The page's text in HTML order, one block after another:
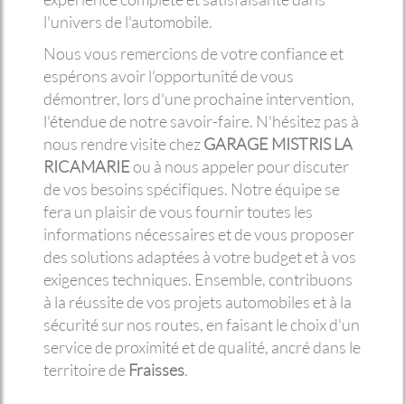
l'univers de l'automobile.
Nous vous remercions de votre confiance et
espérons avoir l'opportunité de vous
démontrer, lors d'une prochaine intervention,
l'étendue de notre savoir-faire. N'hésitez pas à
nous rendre visite chezGARAGE MISTRIS LA
RICAMARIEou à nous appeler pour discuter
de vos besoins spécifiques. Notre équipe se
fera un plaisir de vous fournir toutes les
informations nécessaires et de vous proposer
des solutions adaptées à votre budget et à vos
exigences techniques. Ensemble, contribuons
à la réussite de vos projets automobiles et à la
sécurité sur nos routes, en faisant le choix d'un
service de proximité et de qualité, ancré dans le
territoire de Fraisses.